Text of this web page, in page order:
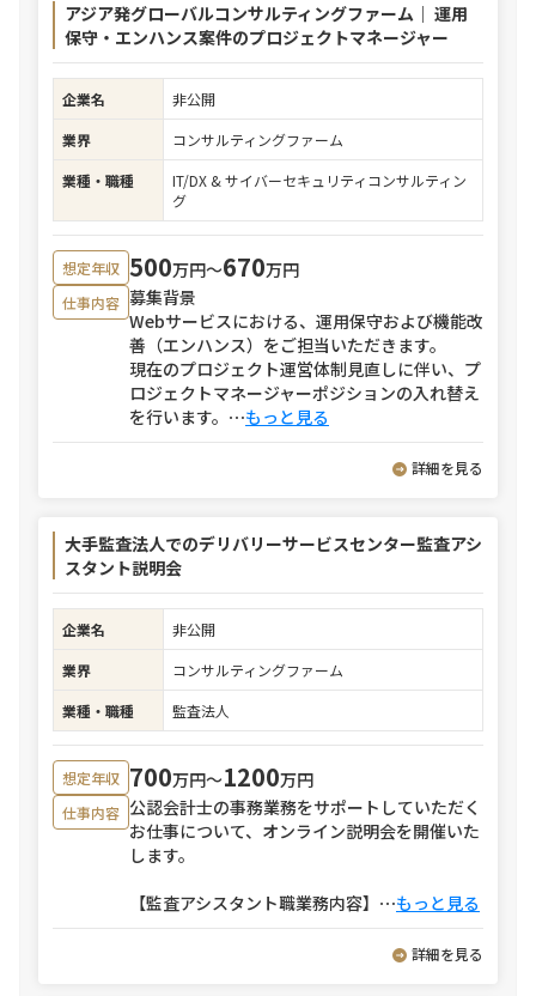
アジア発グローバルコンサルティングファーム｜ 運用
保守・エンハンス案件のプロジェクトマネージャー
企業名
非公開
業界
コンサルティングファーム
業種・職種
IT/DX & サイバーセキュリティコンサルティン
グ
想定年収 500万円〜670万円
仕事内容 募集背景
Webサービスにおける、運用保守および機能改
善（エンハンス）をご担当いただきます。
現在のプロジェクト運営体制見直しに伴い、プ
ロジェクトマネージャーポジションの入れ替え
を行います。 ⋯もっと見る
詳細を見る
大手監査法人でのデリバリーサービスセンター監査アシ
スタント説明会
企業名
非公開
業界
コンサルティングファーム
業種・職種
監査法人
想定年収 700万円〜1200万円
仕事内容 公認会計士の事務業務をサポートしていただく
お仕事について、オンライン説明会を開催いた
します。
【監査アシスタント職業務内容】 ⋯もっと見る
詳細を見る